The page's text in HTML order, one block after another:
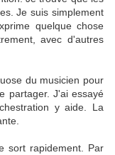
Je suis simplement
quelque chose
avec d'autres
du musicien pour
partager. J'ai essayé
y aide. La
sort rapidement. Par